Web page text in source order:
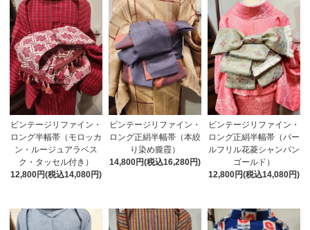
ビンテージリファイン・
ロング半幅帯（モロッカ
ン・ルージュアラベス
ク・タッセル付き）
12,800円(税込14,080円)
ビンテージリファイン・
ロング正絹半幅帯（本絞
り染め朧霞）
14,800円(税込16,280円)
ビンテージリファイン・
ロング正絹半幅帯（パー
ルフリル花菱シャンパン
ゴールド）
12,800円(税込14,080円)